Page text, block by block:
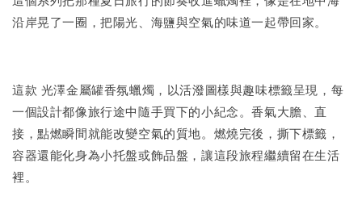
沿岸晃了一圈，把陽光、海鹽與空氣的味道一起帶回家。
這款 光澤金屬罐香氛蠟燭，以活潑圖樣與趣味標籤呈現，每
一個設計都像旅行途中隨手買下的小紀念。香氣大膽、直
接，點燃瞬間就能改變空氣的質地。燃燒完後，撕下標籤，
容器還能化身為小托盤或飾品盤，讓這段旅程繼續留在生活
裡。